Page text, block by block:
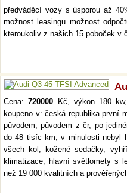
předváděcí vozy s úsporou až
možnost leasingu možnost
kteroukoliv z našich 15 poboček v
Cena:720000 Kč, výkon 180
koupeno v: česká republika první
původem, původem z čr, po
do 48 tisíc km, v minulosti nebyl
všech kol, kožené sedačky,
klimatizace, hlavní světlomety s
než 19 000 kvalitních a